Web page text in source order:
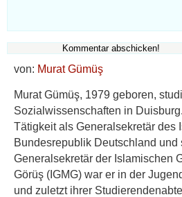
von: Murat Gümüş
Murat Gümüş, 1979 geboren,
Sozialwissenschaften in
Tätigkeit als Generalsekretär des
Bundesrepublik Deutschland und
Generalsekretär der Islamischen
Görüş (IGMG) war er in der
und zuletzt ihrer